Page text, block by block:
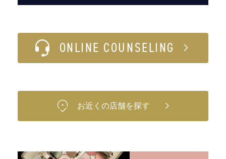
ONLINE COUNSELING
お近くの店舗を探す